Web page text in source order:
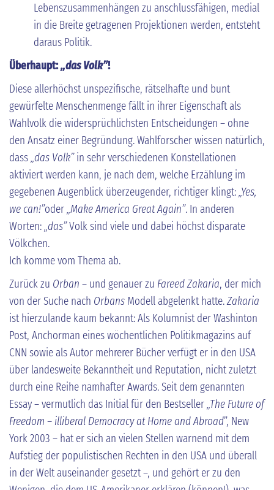
Lebenszusammenhängen zu anschlussfähigen, medial
in die Breite getragenen Projektionen werden, entsteht
daraus Politik.
Überhaupt:„das Volk”!
Diese allerhöchst unspezifische, rätselhafte und bunt
gewürfelte Menschenmenge fällt in ihrer Eigenschaft als
Wahlvolk die widersprüchlichsten Entscheidungen – ohne
den Ansatz einer Begründung. Wahlforscher wissen natürlich,
dass„das Volk”in sehr verschiedenen Konstellationen
aktiviert werden kann, je nach dem, welche Erzählung im
gegebenen Augenblick überzeugender, richtiger klingt:„Yes,
we can!”oder„Make America Great Again”. In anderen
Worten:„das”Volk sind viele und dabei höchst disparate
Völkchen.
Ich komme vom Thema ab.
Zurück zu Orban – und genauer zu Fareed Zakaria, der mich
von der Suche nach Orbans Modell abgelenkt hatte.Zakaria
ist hierzulande kaum bekannt: Als Kolumnist der Washinton
Post, Anchorman eines wöchentlichen Politikmagazins auf
CNN sowie als Autor mehrerer Bücher verfügt er in den USA
über landesweite Bekanntheit und Reputation, nicht zuletzt
durch eine Reihe namhafter Awards. Seit dem genannten
Essay – vermutlich das Initial für den Bestseller„The Future of
Freedom – illiberal Democracy at Home and Abroad”, New
York 2003 – hat er sich an vielen Stellen warnend mit dem
Aufstieg der populistischen Rechten in den USA und überall
in der Welt auseinander gesetzt –, und gehört er zu den